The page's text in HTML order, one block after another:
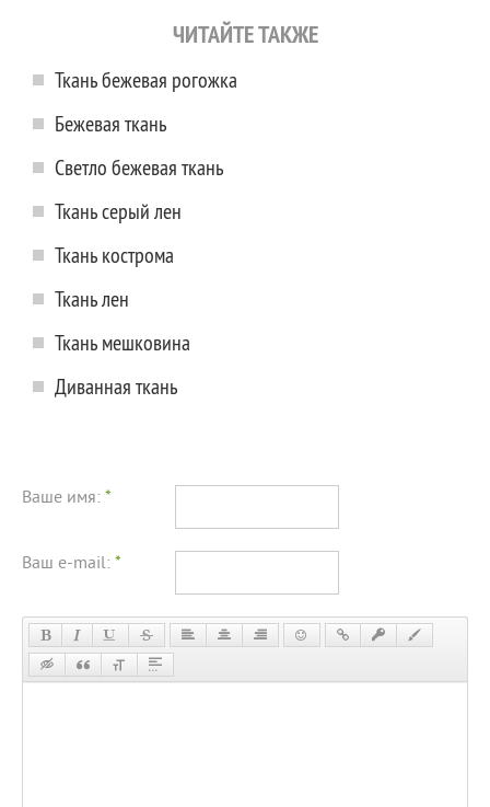
ЧИТАЙТЕ ТАКЖЕ
Ткань бежевая рогожка
Бежевая ткань
Светло бежевая ткань
Ткань серый лен
Ткань кострома
Ткань лен
Ткань мешковина
Диванная ткань
Ваше имя: *
Ваш e-mail: *